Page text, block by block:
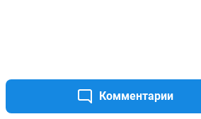
Комментарии